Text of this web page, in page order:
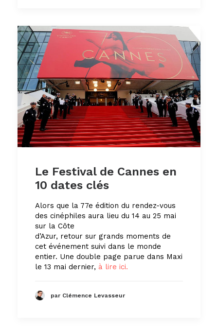
Le Festival de Cannes en
10 dates clés
Alors que la 77e édition du rendez-vous
des cinéphiles aura lieu du 14 au 25 mai
sur la Côte
d’Azur, retour sur grands moments de
cet événement suivi dans le monde
entier. Une double page parue dans Maxi
le 13 mai dernier, à lire ici.
par Clémence Levasseur